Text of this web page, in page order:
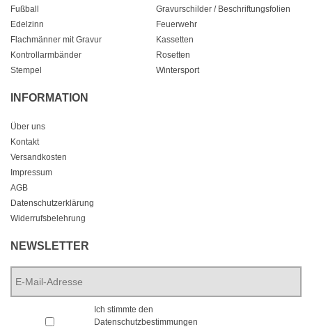
Fußball
Gravurschilder / Beschriftungsfolien
Edelzinn
Feuerwehr
Flachmänner mit Gravur
Kassetten
Kontrollarmbänder
Rosetten
Stempel
Wintersport
INFORMATION
Über uns
Kontakt
Versandkosten
Impressum
AGB
Datenschutzerklärung
Widerrufsbelehrung
NEWSLETTER
Mail-
Adresse *
Ich stimmte den
Datenschutzbestimmungen